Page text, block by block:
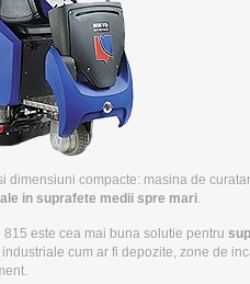
dimensiuni compacte: masina de
in suprafete medii spre mari
815 este cea mai buna solutie pentru
cum ar fi depozite, zone de